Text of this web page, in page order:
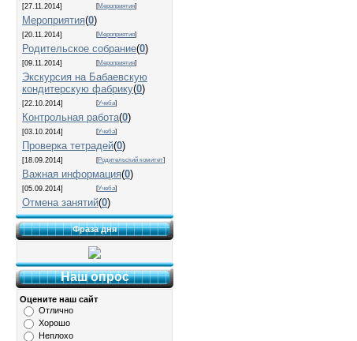
[27.11.2014] [Мероприятия]
Мероприятия(0)
[20.11.2014] [Мероприятия]
Родительское собрание(0)
[09.11.2014] [Мероприятия]
Экскурсия на Бабаевскую
кондитерскую фабрику(0)
[22.10.2014] [Учеба]
Контрольная работа(0)
[03.10.2014] [Учеба]
Проверка тетрадей(0)
[18.09.2014] [Родительский комитет]
Важная информация(0)
[05.09.2014] [Учеба]
Отмена занятий(0)
Фраза дня
Наш опрос
Оцените наш сайт
Отлично
Хорошо
Неплохо